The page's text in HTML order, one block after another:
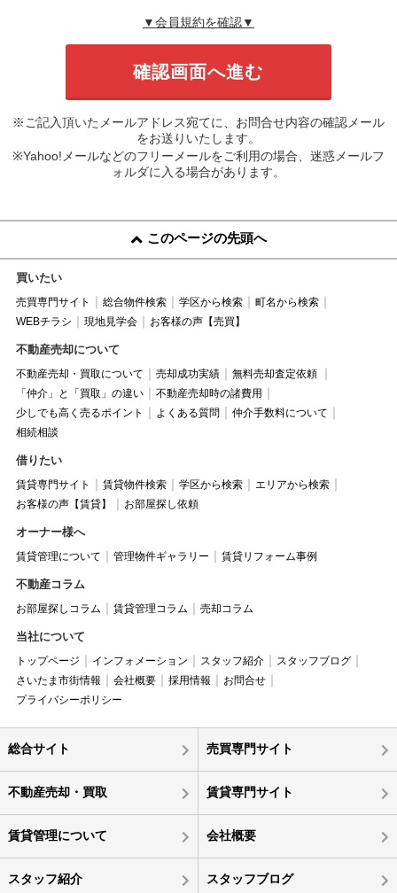
▼会員規約を確認▼
※ご記入頂いたメールアドレス宛てに、お問合せ内容の確認メール
をお送りいたします。
※Yahoo!メールなどのフリーメールをご利用の場合、迷惑メールフ
ォルダに入る場合があります。
このページの先頭へ
買いたい
売買専門サイト 総合物件検索 学区から検索
町名から検索
WEBチラシ
現地見学会 お客様の声【売買】
不動産売却について
不動産売却・買取について 売却成功実績
無料売却査定依頼
「仲介」と「買取」の違い
不動産売却時の諸費用
少しでも高く売るポイント
よくある質問
仲介手数料について
相続相談
借りたい
賃貸専門サイト 賃貸物件検索 学区から検索
エリアから検索
お客様の声【賃貸】
お部屋探し依頼
オーナー様へ
賃貸管理について 管理物件ギャラリー 賃貸リフォーム事例
不動産コラム
お部屋探しコラム 賃貸管理コラム 売却コラム
当社について
トップページ インフォメーション スタッフ紹介
スタッフブログ
さいたま市街情報
会社概要 採用情報
お問合せ
プライバシーポリシー
総合サイト 売買専門サイト
不動産売却・買取 賃貸専門サイト
賃貸管理について 会社概要
スタッフ紹介 スタッフブログ